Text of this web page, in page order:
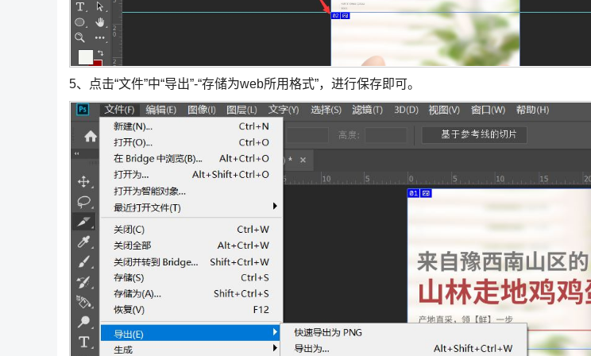
5、点击“文件”中“导出”-“存储为web所用格式”，进行保存即可。